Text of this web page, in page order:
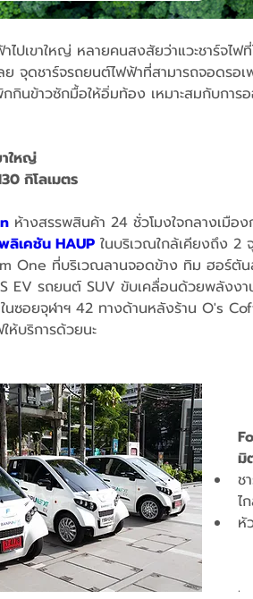
ปเขาใหญ่ หลายคนสงสัยว่าแวะชาร์จไฟ
ลย จุดชาร์จรถยนต์ไฟฟ้าที่สามารถจอดร
กินข้าวซักมื้อให้อิ่มท้อง เหมาะสมกับการ
าใหญ่
กิโลเมตร
ห้างสรรพสินค้า 24 ชั่วโมงใจกลางเมือ
ลิเคชัน HAUP ในบริเวณใกล้เคียงถึง 2
One ที่บริเวณลานจอดข้าง ทิม ฮอร์ตั
EV รถยนต์ SUV ขับเคลื่อนด้วยพลังง
ซอยจุฬาฯ 42 ทางด้านหลังร้าน O's
ห้บริการด้วยนะ
มิ
ช
หั
.